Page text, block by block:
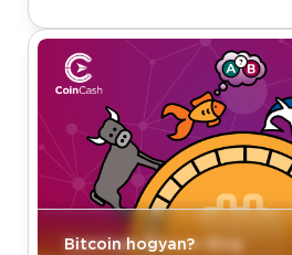
CoinCash Bitcoin blog
Bitcoin hogyan?